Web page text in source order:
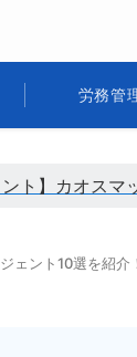
労務管
ント】カオス
ェント10選を紹介